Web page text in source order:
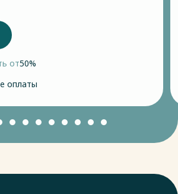
от50%
оплаты